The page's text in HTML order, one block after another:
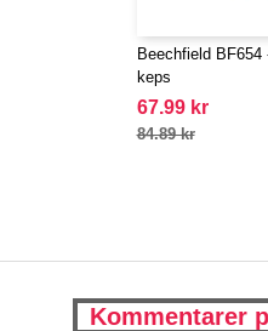
Beechfield BF654
keps
67.99 kr
84.89 kr
Kommentarer